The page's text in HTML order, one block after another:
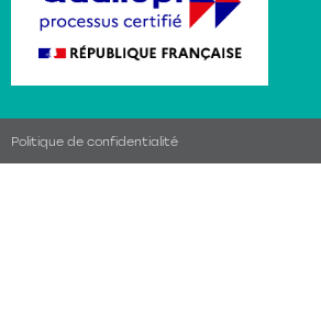
Politique de confidentialité